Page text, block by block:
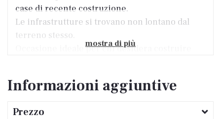
case di recente costruzione.
Le infrastrutture si trovano non lontano dal
terreno stesso.
Occasione ideale per chi desidera costruire
mostra di più
Informazioni aggiuntive
Prezzo